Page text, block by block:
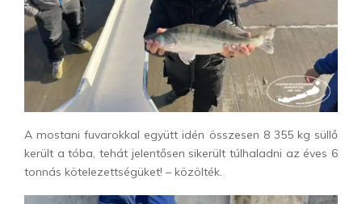
A mostani fuvarokkal együtt idén összesen 8 355 kg süllő
került a tóba, tehát jelentősen sikerült túlhaladni az éves 6
tonnás kötelezettségüket! – közölték.